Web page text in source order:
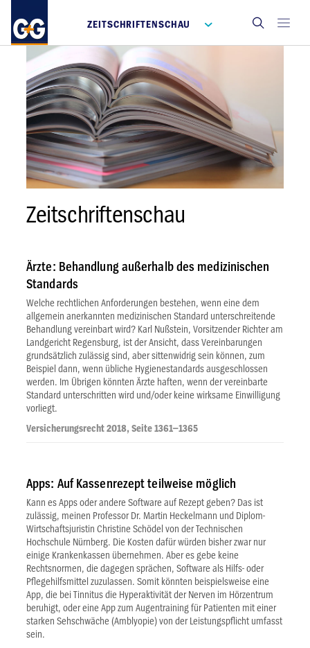
ZEITSCHRIFTENSCHAU
Zeitschriftenschau
Ärzte: Behandlung außerhalb des medizinischen
Standards
Welche rechtlichen Anforderungen bestehen, wenn eine dem
allgemein anerkannten medizinischen Standard unterschreitende
Behandlung vereinbart wird? Karl Nußstein, Vorsitzender Richter am
Landgericht Regensburg, ist der Ansicht, dass Vereinbarungen
grundsätzlich zulässig sind, aber sittenwidrig sein können, zum
Beispiel dann, wenn übliche Hygienestandards ausgeschlossen
werden. Im Übrigen könnten Ärzte haften, wenn der vereinbarte
Standard unterschritten wird und/oder keine wirksame Einwilligung
vorliegt.
Versicherungsrecht 2018, Seite 1361–1365
Apps: Auf Kassenrezept teilweise möglich
Kann es Apps oder andere Software auf Rezept geben? Das ist
zulässig, meinen Professor Dr. Martin Heckelmann und Diplom-
Wirtschaftsjuristin Christine Schödel von der Technischen
Hochschule Nürnberg. Die Kosten dafür würden bisher zwar nur
einige Krankenkassen übernehmen. Aber es gebe keine
Rechtsnormen, die dagegen sprächen, Software als Hilfs- oder
Pflegehilfsmittel zuzulassen. Somit könnten beispielsweise eine
App, die bei Tinnitus die Hyperaktivität der Nerven im Hörzentrum
beruhigt, oder eine App zum Augentraining für Patienten mit einer
starken Sehschwäche (Amblyopie) von der Leistungspflicht umfasst
sein.